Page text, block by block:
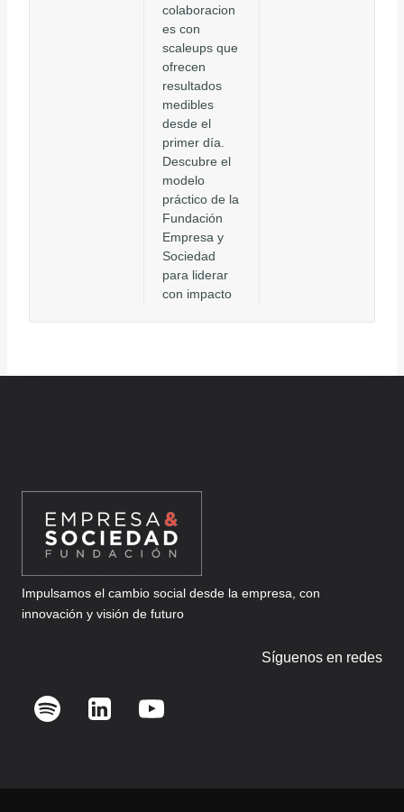
colaboracion
es con
scaleups que
ofrecen
resultados
medibles
desde el
primer día.
Descubre el
modelo
práctico de la
Fundación
Empresa y
Sociedad
para liderar
con impacto
Impulsamos el cambio social desde la empresa, con
innovación y visión de futuro
Síguenos en redes